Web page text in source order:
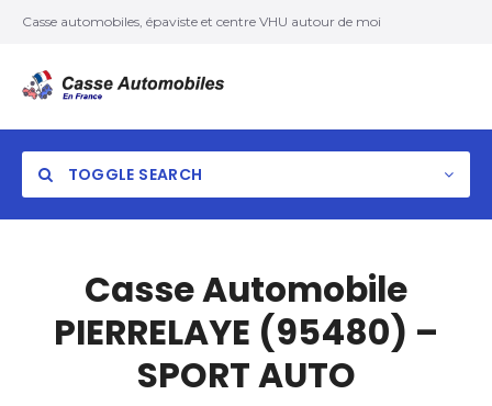
Casse automobiles, épaviste et centre VHU autour de moi
TOGGLE SEARCH
Casse Automobile
PIERRELAYE (95480) –
SPORT AUTO